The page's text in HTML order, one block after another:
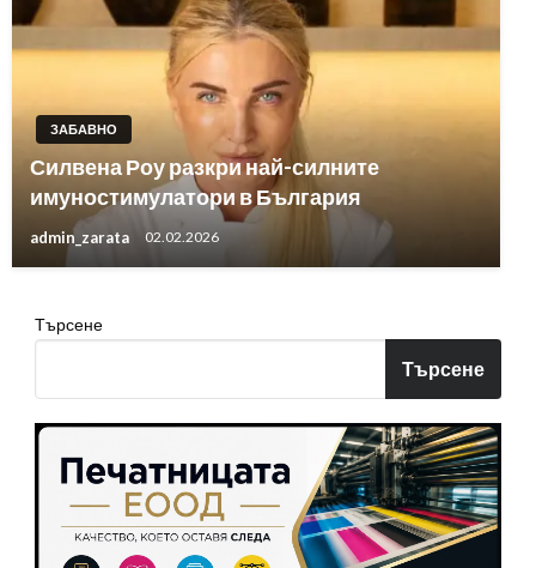
ЗАБАВНО
Силвена Роу разкри най-силните
имуностимулатори в България
admin_zarata 02.02.2026
Търсене
Търсене